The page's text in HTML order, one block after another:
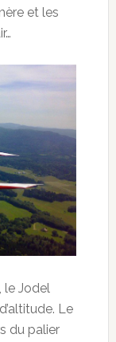
et les
le Jodel
Le
du palier